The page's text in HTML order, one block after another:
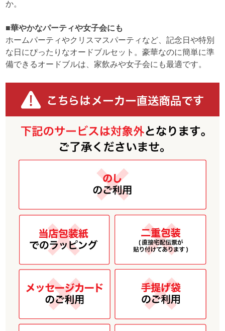
か。
■華やかなパーティや女子会にも
ホームパーティやクリスマスパーティなど、記念日や特別
な日にぴったりなオードブルセット。豪華なのに簡単に準
備できるオードブルは、家飲みや女子会にも最適です。